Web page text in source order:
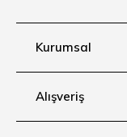
Kurumsal
Alışveriş